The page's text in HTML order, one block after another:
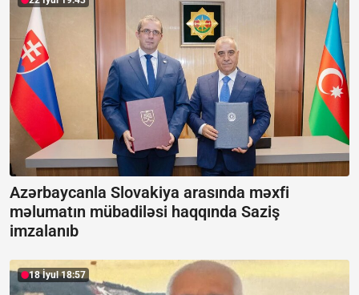
Azərbaycanla Slovakiya arasında məxfi
məlumatın mübadiləsi haqqında Saziş
imzalanıb
18 İyul 18:57